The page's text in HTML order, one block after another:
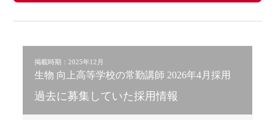
掲載時期：2025年12月
生物 向上高等学校の常勤講師 2026年4月採用
過去に募集していた採用情報